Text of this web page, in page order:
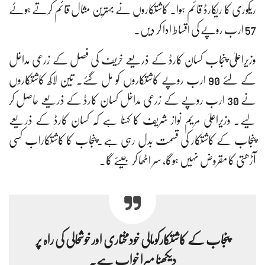
ریکوری کا ریکارڈ قائم ہوا۔ کاشتکاروں نے بہترین مثال قائم کرتے ہوئے
57 ارب روپے کی اقساط ادا کر دیں۔
وزیراعلیٰ پنجاب کسان کارڈ کے ذریعے خریف کی فصل کے زرعی مداخل
کے لئے 90 ارب روپے کاشتکاروں کو مل گئے۔ تین لاکھ کاشتکاروں
نے 30 ارب روپے کے زرعی مداخل کسان کارڈ کے ذریعے حاصل کر
لیے۔ وزیراعلیٰ مریم نواز شریف کا کہنا ہے کہ کسان کارڈ کے ذریعے
پنجاب کے کاشتکار کی قسمت بدل رہی ہے۔پنجاب کا کاشتکاراب کسی
آڑھتی کا مقروض نہیں ہوگا، سر اٹھا کر جیئے گا۔
پنجاب کے کاشتکارکومالی خودمختاری اور خوشحالی کی راہ پر
دیکھنا میرا خواب ہے۔